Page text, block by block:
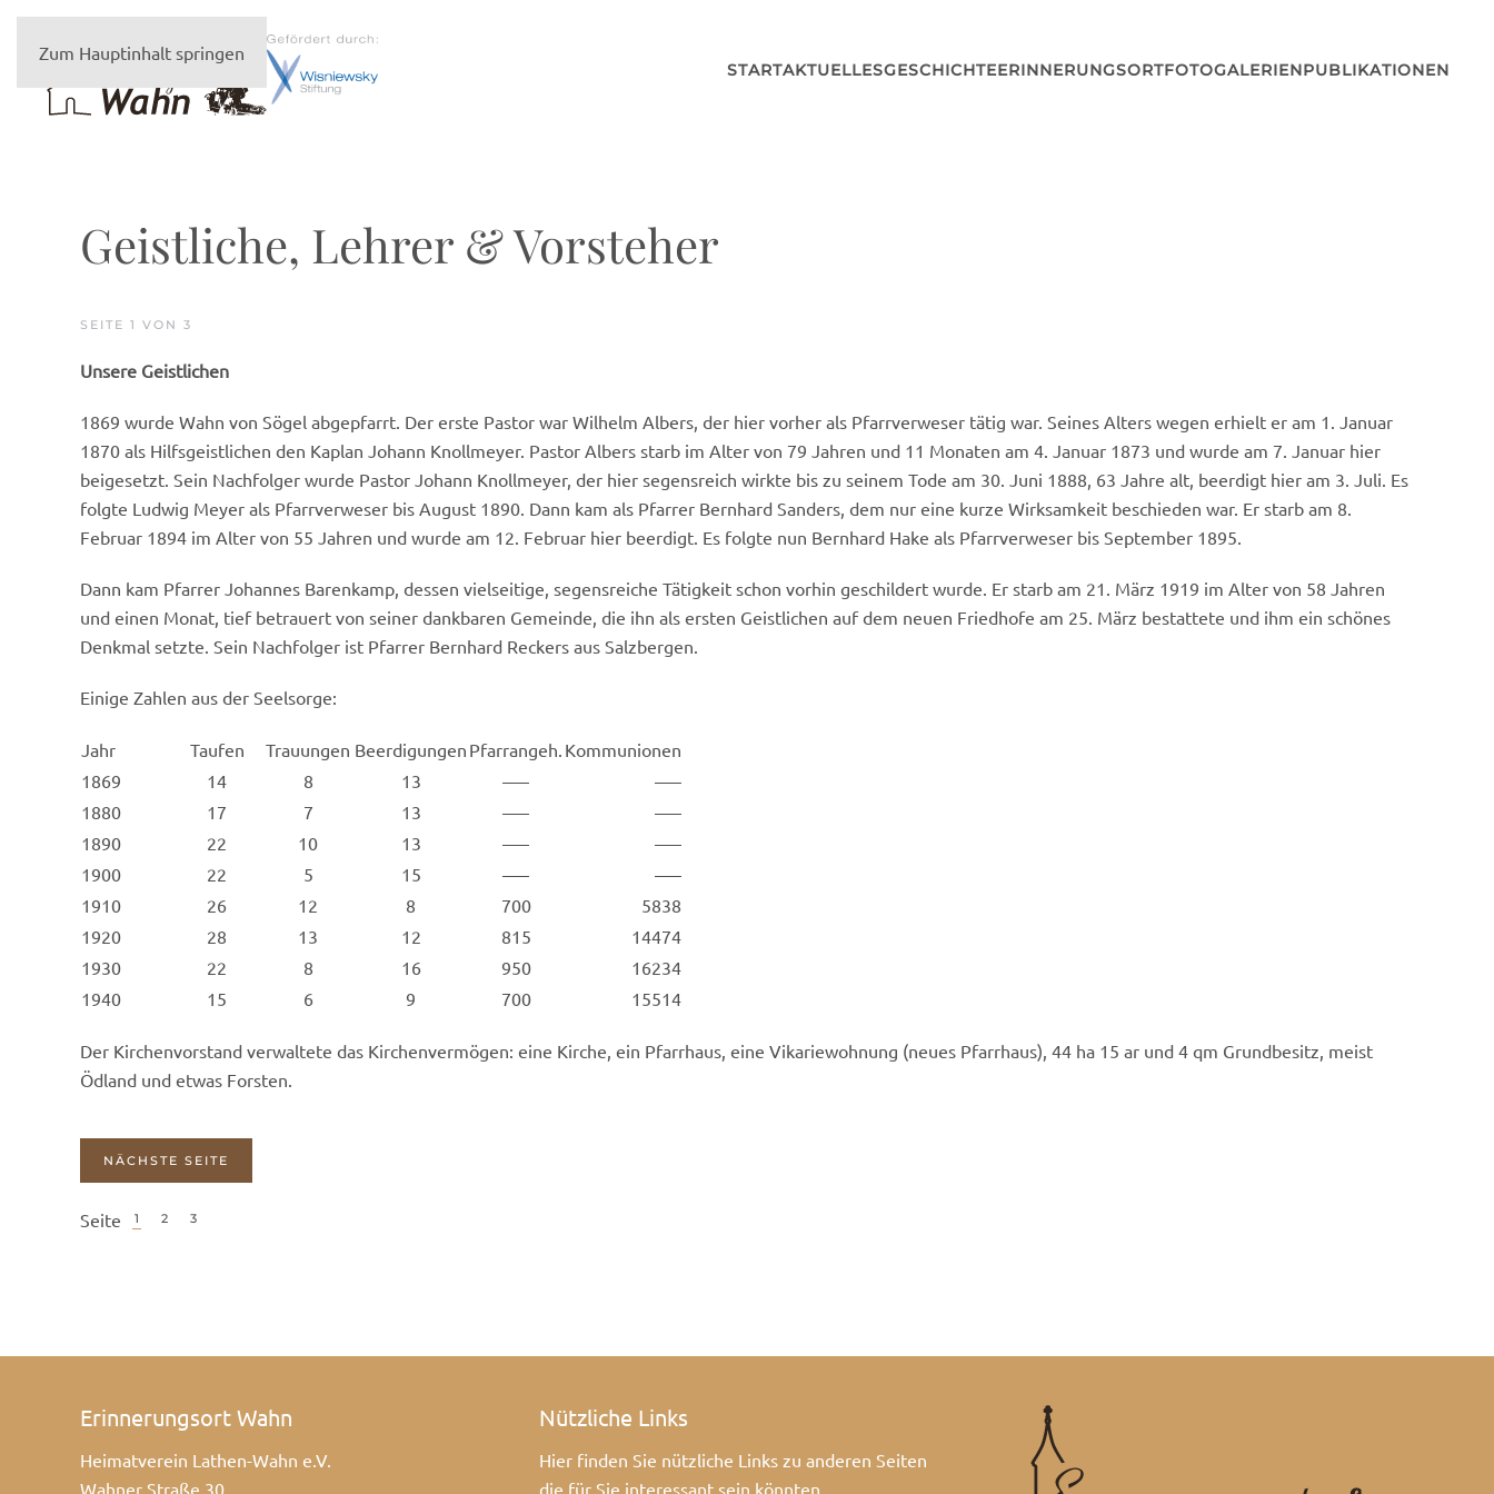
Zum Hauptinhalt springen
STARTAKTUELLESGESCHICHTEERINNERUNGSORTFOTOGALERIENPUBLIKATIONEN
Geistliche, Lehrer & Vorsteher
SEITE 1 VON 3
Unsere Geistlichen
1869 wurde Wahn von Sögel abgepfarrt. Der erste Pastor war Wilhelm Albers, der hier vorher als Pfarrverweser tätig war. Seines Alters wegen erhielt er am 1. Januar
1870 als Hilfsgeistlichen den Kaplan Johann Knollmeyer. Pastor Albers starb im Alter von 79 Jahren und 11 Monaten am 4. Januar 1873 und wurde am 7. Januar hier
beigesetzt. Sein Nachfolger wurde Pastor Johann Knollmeyer, der hier segensreich wirkte bis zu seinem Tode am 30. Juni 1888, 63 Jahre alt, beerdigt hier am 3. Juli. Es
folgte Ludwig Meyer als Pfarrverweser bis August 1890. Dann kam als Pfarrer Bernhard Sanders, dem nur eine kurze Wirksamkeit beschieden war. Er starb am 8.
Februar 1894 im Alter von 55 Jahren und wurde am 12. Februar hier beerdigt. Es folgte nun Bernhard Hake als Pfarrverweser bis September 1895.
Dann kam Pfarrer Johannes Barenkamp, dessen vielseitige, segensreiche Tätigkeit schon vorhin geschildert wurde. Er starb am 21. März 1919 im Alter von 58 Jahren
und einen Monat, tief betrauert von seiner dankbaren Gemeinde, die ihn als ersten Geistlichen auf dem neuen Friedhofe am 25. März bestattete und ihm ein schönes
Denkmal setzte. Sein Nachfolger ist Pfarrer Bernhard Reckers aus Salzbergen.
Einige Zahlen aus der Seelsorge:
Jahr Taufen Trauungen Beerdigungen Pfarrangeh. Kommunionen
1869
14 8 13 —–
—–
1880
17 7 13 —–
—–
1890
22 10 13 —–
—–
1900
22 5 15 —–
—–
1910
26 12 8 700
5838
1920
28 13 12 815
14474
1930
22 8 16 950
16234
1940
15 6 9 700 15514
Der Kirchenvorstand verwaltete das Kirchenvermögen: eine Kirche, ein Pfarrhaus, eine Vikariewohnung (neues Pfarrhaus), 44 ha 15 ar und 4 qm Grundbesitz, meist
Ödland und etwas Forsten.
NÄCHSTE SEITE
Seite 1 2 3
Erinnerungsort Wahn
Heimatverein Lathen-Wahn e.V.
Wahner Straße 30
Nützliche Links
Hier finden Sie nützliche Links zu anderen Seiten
die für Sie interessant sein könnten.